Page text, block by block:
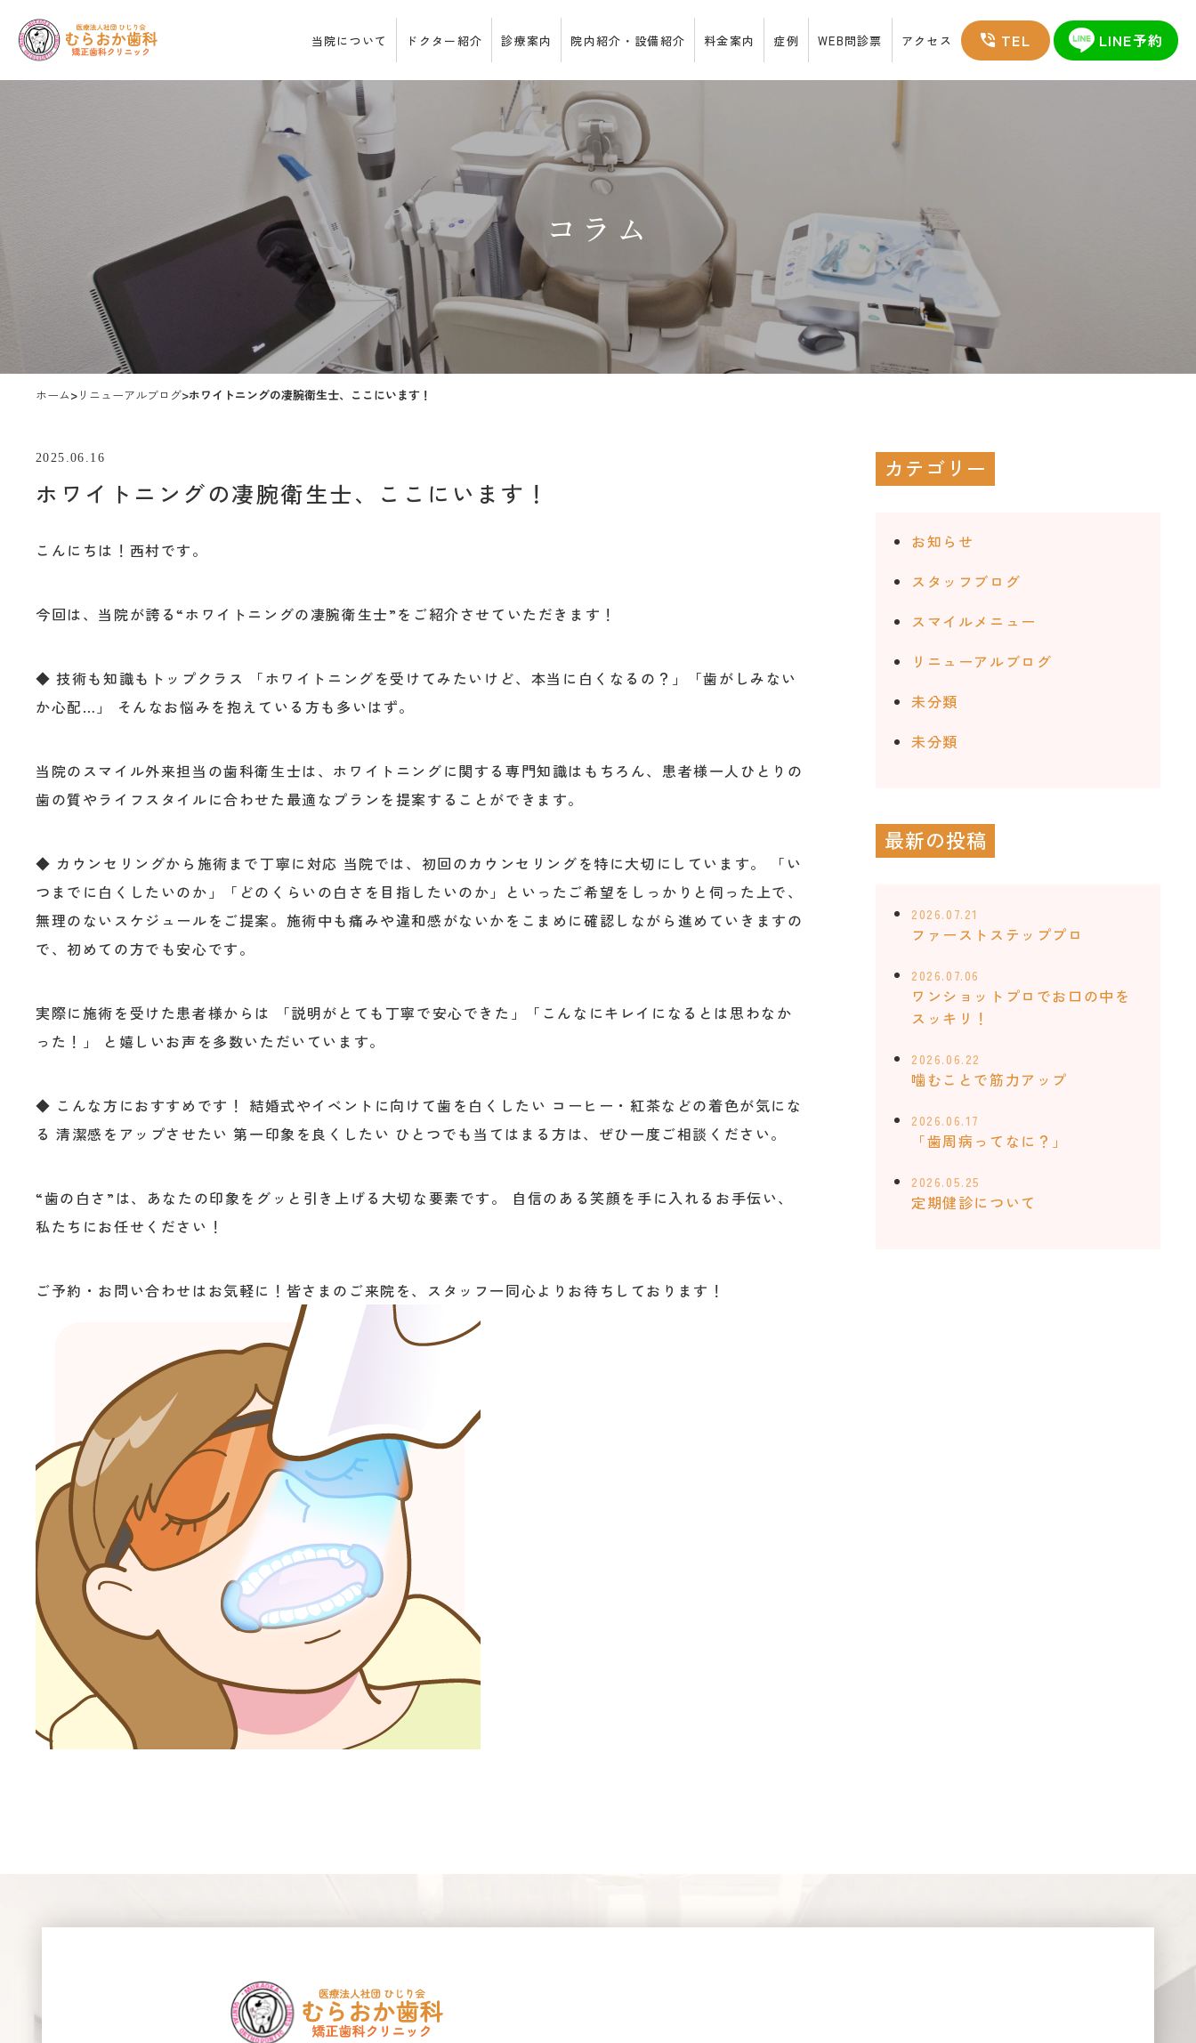
当院について ドクター紹介 診療案内 院内紹介・設備紹介 料金案内 症例 WEB問診票 アクセス TEL LINE予約
コラム
ホーム> リニューアルブログ>ホワイトニングの凄腕衛生士、ここにいます！
2025.06.16
ホワイトニングの凄腕衛生士、ここにいます！
こんにちは！西村です。
今回は、当院が誇る“ホワイトニングの凄腕衛生士”をご紹介させていただきます！
◆ 技術も知識もトップクラス 「ホワイトニングを受けてみたいけど、本当に白くなるの？」「歯がしみない
か心配…」 そんなお悩みを抱えている方も多いはず。
当院のスマイル外来担当の歯科衛生士は、ホワイトニングに関する専門知識はもちろん、患者様一人ひとりの
歯の質やライフスタイルに合わせた最適なプランを提案することができます。
◆ カウンセリングから施術まで丁寧に対応 当院では、初回のカウンセリングを特に大切にしています。 「い
つまでに白くしたいのか」「どのくらいの白さを目指したいのか」といったご希望をしっかりと伺った上で、
無理のないスケジュールをご提案。施術中も痛みや違和感がないかをこまめに確認しながら進めていきますの
で、初めての方でも安心です。
実際に施術を受けた患者様からは 「説明がとても丁寧で安心できた」「こんなにキレイになるとは思わなか
った！」 と嬉しいお声を多数いただいています。
◆ こんな方におすすめです！ 結婚式やイベントに向けて歯を白くしたい コーヒー・紅茶などの着色が気にな
る 清潔感をアップさせたい 第一印象を良くしたい ひとつでも当てはまる方は、ぜひ一度ご相談ください。
“歯の白さ”は、あなたの印象をグッと引き上げる大切な要素です。 自信のある笑顔を手に入れるお手伝い、
私たちにお任せください！
ご予約・お問い合わせはお気軽に！皆さまのご来院を、スタッフ一同心よりお待ちしております！
カテゴリー
お知らせ
スタッフブログ
スマイルメニュー
リニューアルブログ
未分類
未分類
最新の投稿
2026.07.21
ファーストステッププロ
2026.07.06
ワンショットプロでお口の中を
スッキリ！
2026.06.22
噛むことで筋力アップ
2026.06.17
「歯周病ってなに？」
2026.05.25
定期健診について